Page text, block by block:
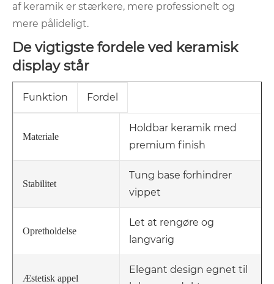
af keramik er stærkere, mere professionelt og
mere pålideligt.
De vigtigste fordele ved keramisk
display står
Funktion Fordel
Materiale
Holdbar keramik med
premium finish
Stabilitet
Tung base forhindrer
vippet
Opretholdelse
Let at rengøre og
langvarig
Æstetisk appel
Elegant design egnet til